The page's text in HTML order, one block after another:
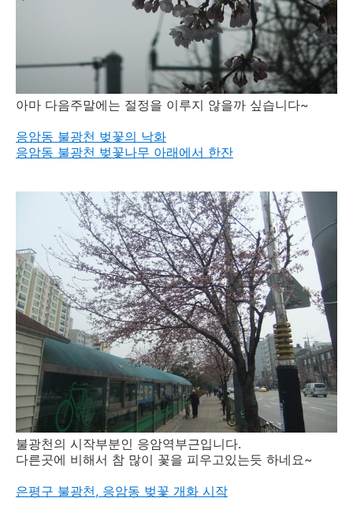
아마 다음주말에는 절정을 이루지 않을까 싶습니다~
응암동 불광천 벚꽃의 낙화
응암동 불광천 벚꽃나무 아래에서 한잔
불광천의 시작부분인 응암역부근입니다.
다른곳에 비해서 참 많이 꽃을 피우고있는듯 하네요~
은평구 불광천, 응암동 벚꽃 개화 시작